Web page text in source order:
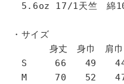
5.6oz 17/1天竺 綿
・サイズ
身丈 身巾 肩巾
S 66 49
M 70 52